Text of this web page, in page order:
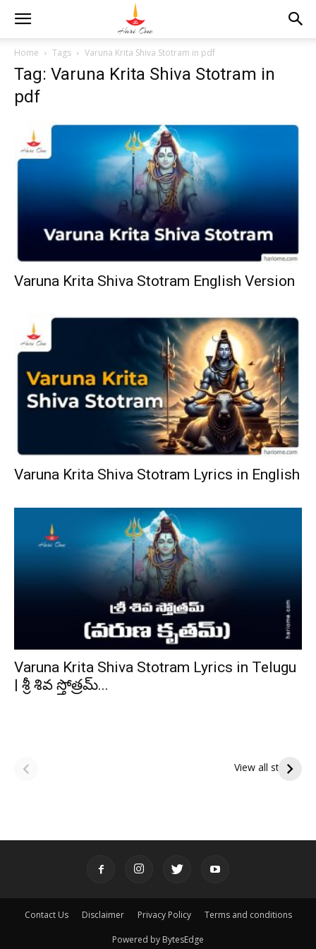
Home Tags Varuna Krita Shiva Stotram in pdf
Tag: Varuna Krita Shiva Stotram in
pdf
Varuna Krita Shiva Stotram English Version
Varuna Krita Shiva Stotram Lyrics in English
Varuna Krita Shiva Stotram Lyrics in Telugu
| శ్రీ శివ స్తోత్రమ్...
View all stories
పితృదేవతల ఆశీర్వాదం
ఇంద్రకీలాద్రి గిరి ప్రదక్షిణ
Contact Us Disclaimer Privacy Policy Terms and conditions
Powered by BytesEdge